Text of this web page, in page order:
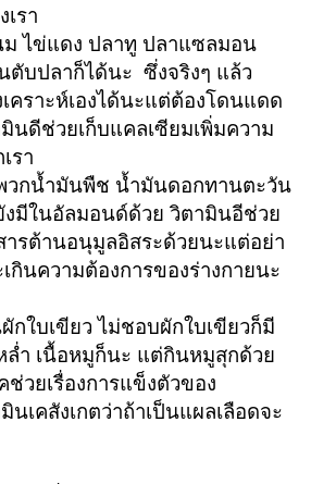
เรา
ไข่แดง ปลาทู ปลาแซลมอน
ตับปลาก็ได้นะ ซึ่งจริงๆ แล้ว
คราะห์เองได้นะแต่ต้องโดนแดด
นดีช่วยเก็บแคลเซียมเพิ่มความ
รา
กน้ำมันพืช น้ำมันดอกทานตะวัน
มีในอัลมอนด์ด้วย วิตามินอีช่วย
ารต้านอนุมูลอิสระด้วยนะแต่อย่า
เกินความต้องการของร่างกายนะ
ใบเขียว ไม่ชอบผักใบเขียวก็มี
ล่ำ เนื้อหมูก็นะ แต่กินหมูสุกด้วย
ช่วยเรื่องการแข็งตัวของ
เคสังเกตว่าถ้าเป็นแผลเลือดจะ